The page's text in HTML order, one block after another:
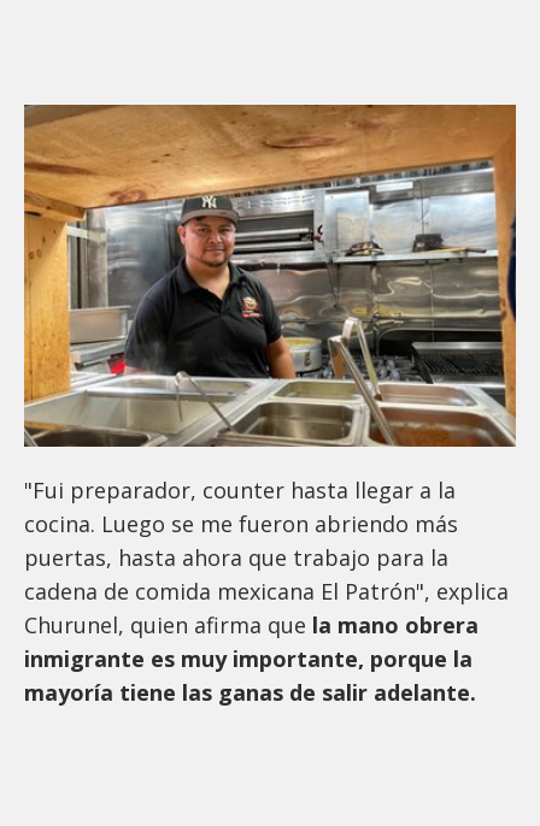
"Fui preparador, counter hasta llegar a la
cocina. Luego se me fueron abriendo más
puertas, hasta ahora que trabajo para la
cadena de comida mexicana El Patrón", explica
Churunel, quien afirma que la mano obrera
inmigrante es muy importante, porque la
mayoría tiene las ganas de salir adelante.